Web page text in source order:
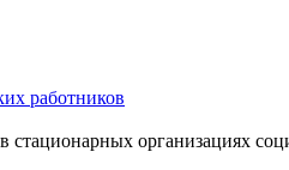
работников
организациях